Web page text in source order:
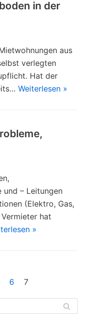
in der
aus
verlegten
Hat der
Weiterlesen »
und – Leitungen
(Elektro, Gas,
hat
»
6 7